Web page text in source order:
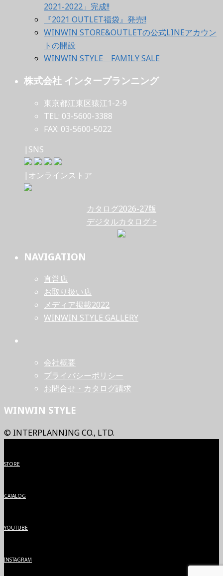
2021-2022」完成!!
『2021 OUTLET福袋』発売!!
WINWIN STORE&OUTLETの公式LINEアカウン
トの開設
WINWIN STYLE FAMILY SALE
株式会社 インタープランニング
東京都江東区猿江1-2-9
TEL: 03-5600-3388
FAX: 03-5600-5022
|SNS
|オンラインストア
カタログ2026-27版
デジタルカタログ >
NAVIGATION
直営店
お取り扱い店
メディア掲載2022
WINWIN STYLE GALLERY
会社概要
プライバシーポリシー
お問合せ・カタログ請求
WINWIN STYLE
© INTERPLANNING CO., LTD.
STORE
CATALOG
YOUTUBE
INSTAGRAM